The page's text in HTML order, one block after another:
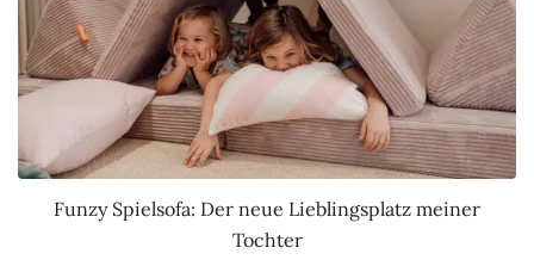
Funzy Spielsofa: Der neue Lieblingsplatz meiner
Tochter